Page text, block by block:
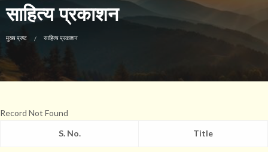
साहित्य प्रकाशन
मुख्य प्रष्ट CURRENT:
साहित्य प्रकाशन
Record Not Found
S. No.
Title